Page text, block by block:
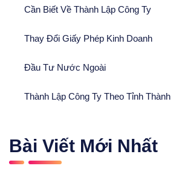
Cần Biết Về Thành Lập Công Ty
Thay Đổi Giấy Phép Kinh Doanh
Đầu Tư Nước Ngoài
Thành Lập Công Ty Theo Tỉnh Thành
Bài Viết Mới Nhất